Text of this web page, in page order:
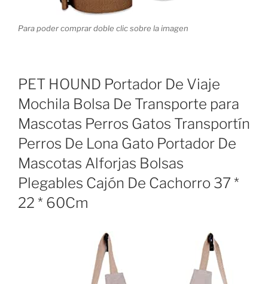
Para poder comprar doble clic sobre la imagen
PET HOUND Portador De Viaje
Mochila Bolsa De Transporte para
Mascotas Perros Gatos Transportín
Perros De Lona Gato Portador De
Mascotas Alforjas Bolsas
Plegables Cajón De Cachorro 37 *
22 * 60Cm